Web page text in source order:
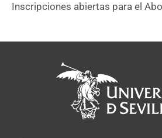
Inscripciones abiertas para el